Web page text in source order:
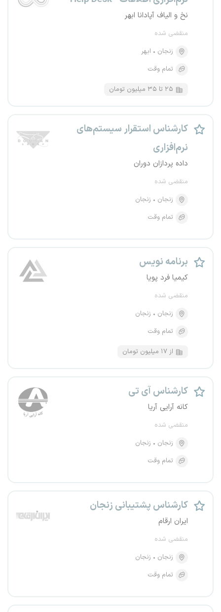
نخ و الیاف آپادانا ابهر
منقضی شده
زنجان
ابهر
تمام وقت
۲۵ تا ۳۵ میلیون تومان
کارشناس استقرار سیستم‌های
نرم‌افزاری
داده پردازان دوران
منقضی شده
زنجان
زنجان
تمام وقت
برنامه نویس
کیمیا فرد پویا
منقضی شده
زنجان
زنجان
تمام وقت
از ۱۷ میلیون تومان
کارشناس آی تی
کانه آرایی آریا
منقضی شده
زنجان
زنجان
تمام وقت
کارشناس پشتیبانی زنجان
ایران ارقام
منقضی شده
زنجان
زنجان
تمام وقت